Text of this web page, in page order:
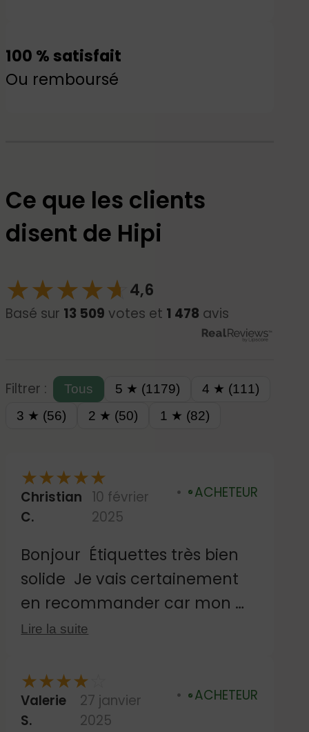
100 % satisfait
Ou remboursé
Ce que les clients
disent de Hipi
★★★★☆
★ 4,6
Basé sur 13 509 votes et 1 478 avis
Filtrer : Tous 5 ★ (1179)
4 ★ (111)
3 ★ (56)
2 ★ (50) 1 ★ (82)
★★★★★
Christian
C.
10 février
2025
Vérifié
ACHETEUR
Bonjour Étiquettes très bien
solide Je vais certainement
en recommander car mon m
ari va Rentrer en maison de
mme chemin
Lire la suite
★★★★
Valerie
S.
27 janvier
2025
Vérifié
ACHETEUR